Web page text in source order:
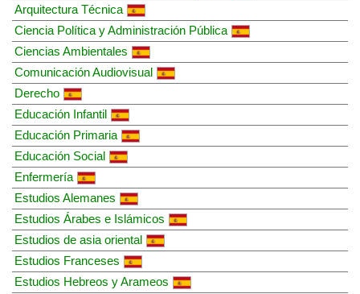
Arquitectura Técnica
Ciencia Política y Administración Pública
Ciencias Ambientales
Comunicación Audiovisual
Derecho
Educación Infantil
Educación Primaria
Educación Social
Enfermería
Estudios Alemanes
Estudios Árabes e Islámicos
Estudios de asia oriental
Estudios Franceses
Estudios Hebreos y Arameos